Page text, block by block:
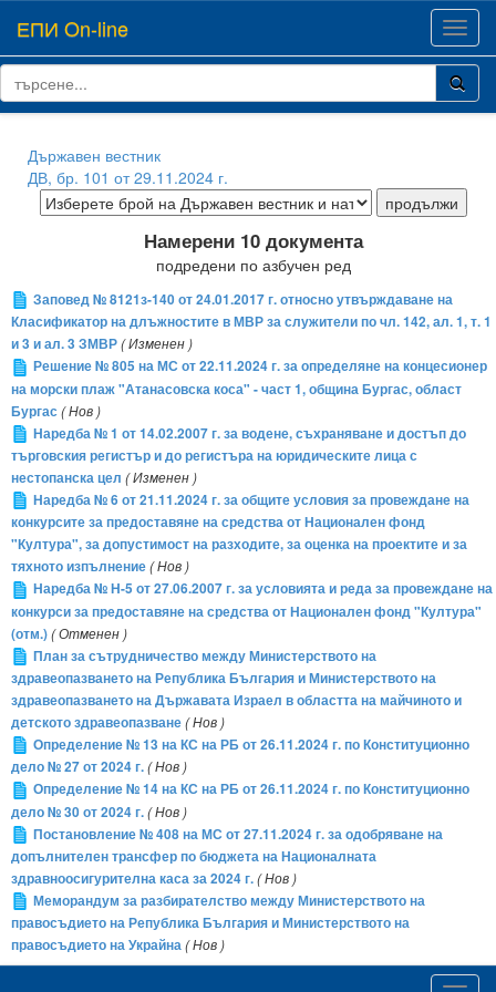
ЕПИ On-line
Държавен вестник
ДВ, бр. 101 от 29.11.2024 г.
Намерени 10 документа
подредени по азбучен ред
Заповед № 8121з-140 от 24.01.2017 г. относно утвърждаване на
Класификатор на длъжностите в МВР за служители по чл. 142, ал. 1, т. 1
и 3 и ал. 3 ЗМВР( Изменен )
Решение № 805 на МС от 22.11.2024 г. за определяне на концесионер
на морски плаж "Атанасовска коса" - част 1, община Бургас, област
Бургас( Нов )
Наредба № 1 от 14.02.2007 г. за водене, съхраняване и достъп до
търговския регистър и до регистъра на юридическите лица с
нестопанска цел ( Изменен )
Наредба № 6 от 21.11.2024 г. за общите условия за провеждане на
конкурсите за предоставяне на средства от Национален фонд
"Култура", за допустимост на разходите, за оценка на проектите и за
тяхното изпълнение( Нов )
Наредба № Н-5 от 27.06.2007 г. за условията и реда за провеждане на
конкурси за предоставяне на средства от Национален фонд "Култура"
(отм.)( Отменен )
План за сътрудничество между Министерството на
здравеопазването на Република България и Министерството на
здравеопазването на Държавата Израел в областта на майчиното и
детското здравеопазване( Нов )
Определение № 13 на КС на РБ от 26.11.2024 г. по Конституционно
дело № 27 от 2024 г.( Нов )
Определение № 14 на КС на РБ от 26.11.2024 г. по Конституционно
дело № 30 от 2024 г.( Нов )
Постановление № 408 на МС от 27.11.2024 г. за одобряване на
допълнителен трансфер по бюджета на Националната
здравноосигурителна каса за 2024 г.( Нов )
Меморандум за разбирателство между Министерството на
правосъдието на Република България и Министерството на
правосъдието на Украйна( Нов )